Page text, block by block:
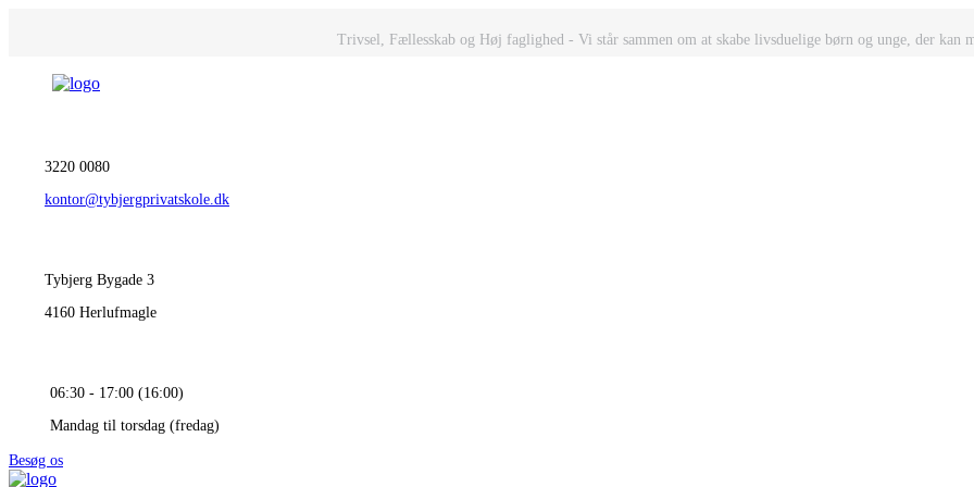
Trivsel, Fællesskab og Høj faglighed - Vi står sammen om at skabe livsduelige børn og unge, der kan
3220 0080
kontor@tybjergprivatskole.dk
Tybjerg Bygade 3
4160 Herlufmagle
06:30 - 17:00 (16:00)
Mandag til torsdag (fredag)
Besøg os